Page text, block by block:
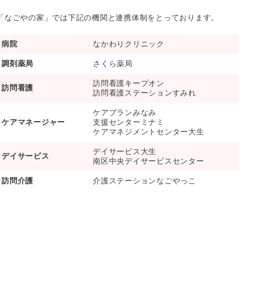
「なごやの家」では下記の機関と連携体制をとっております。
病院 なかわりクリニック
調剤薬局 さくら薬局
訪問看護
訪問看護キープオン
訪問看護ステーションすみれ
ケアマネージャー
ケアプランみなみ
支援センターミナミ
ケアマネジメントセンター大生
デイサービス
デイサービス大生
南区中央デイサービスセンター
訪問介護 介護ステーションなごやっこ